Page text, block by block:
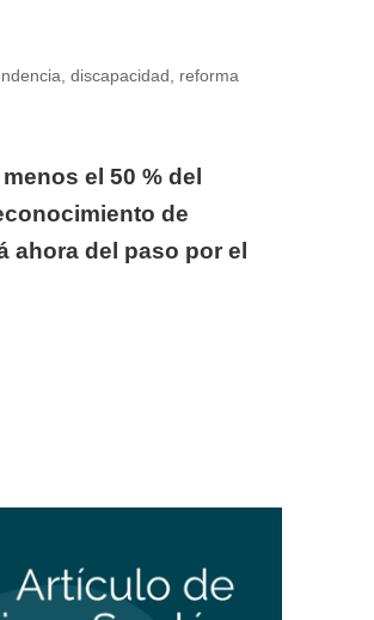
,discapacidad, reforma
el 50 % del
de
del paso por el
y discapacidad que